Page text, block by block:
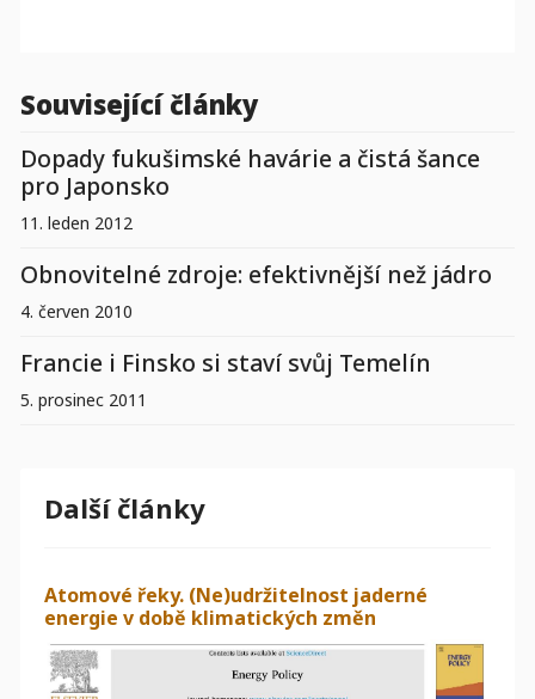
Související články
Dopady fukušimské havárie a čistá šance
pro Japonsko
11. leden 2012
Obnovitelné zdroje: efektivnější než jádro
4. červen 2010
Francie i Finsko si staví svůj Temelín
5. prosinec 2011
Další články
Atomové řeky. (Ne)udržitelnost jaderné
energie v době klimatických změn